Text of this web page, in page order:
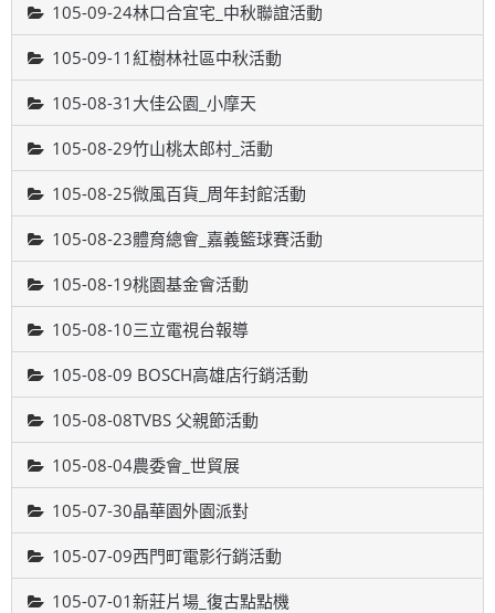
105-09-24林口合宜宅_中秋聯誼活動
105-09-11紅樹林社區中秋活動
105-08-31大佳公園_小摩天
105-08-29竹山桃太郎村_活動
105-08-25微風百貨_周年封館活動
105-08-23體育總會_嘉義籃球賽活動
105-08-19桃園基金會活動
105-08-10三立電視台報導
105-08-09 BOSCH高雄店行銷活動
105-08-08TVBS 父親節活動
105-08-04農委會_世貿展
105-07-30晶華園外園派對
105-07-09西門町電影行銷活動
105-07-01新莊片場_復古點點機